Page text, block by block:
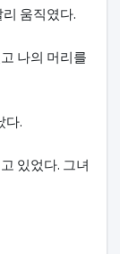
움직였다.
나의 머리를
다.
있었다. 그녀